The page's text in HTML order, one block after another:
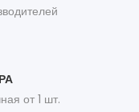
от 1 шт.